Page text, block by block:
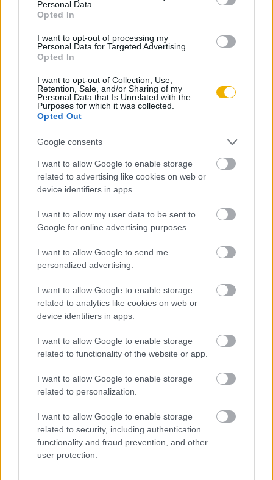
Personal Data.
Opted In
I want to opt-out of processing my
Personal Data for Targeted Advertising.
Opted In
I want to opt-out of Collection, Use,
Retention, Sale, and/or Sharing of my
Personal Data that Is Unrelated with the
Purposes for which it was collected.
Opted Out
Google consents
I want to allow Google to enable storage
related to advertising like cookies on web or
device identifiers in apps.
I want to allow my user data to be sent to
Google for online advertising purposes.
I want to allow Google to send me
personalized advertising.
I want to allow Google to enable storage
related to analytics like cookies on web or
device identifiers in apps.
I want to allow Google to enable storage
related to functionality of the website or app.
I want to allow Google to enable storage
related to personalization.
I want to allow Google to enable storage
related to security, including authentication
functionality and fraud prevention, and other
user protection.
Már előfizetőnk?
Ha már regisztrált a Rubicon
Online-on, kattintson ide:BELÉPÉS.Ha még nem
rendelkezik felhasználói fiókkal, kattintson ide:
REGISZTRÁCIÓ.
Font Márta
Ismerje meg
A szerző cikkei
Lapszám
1999/3.